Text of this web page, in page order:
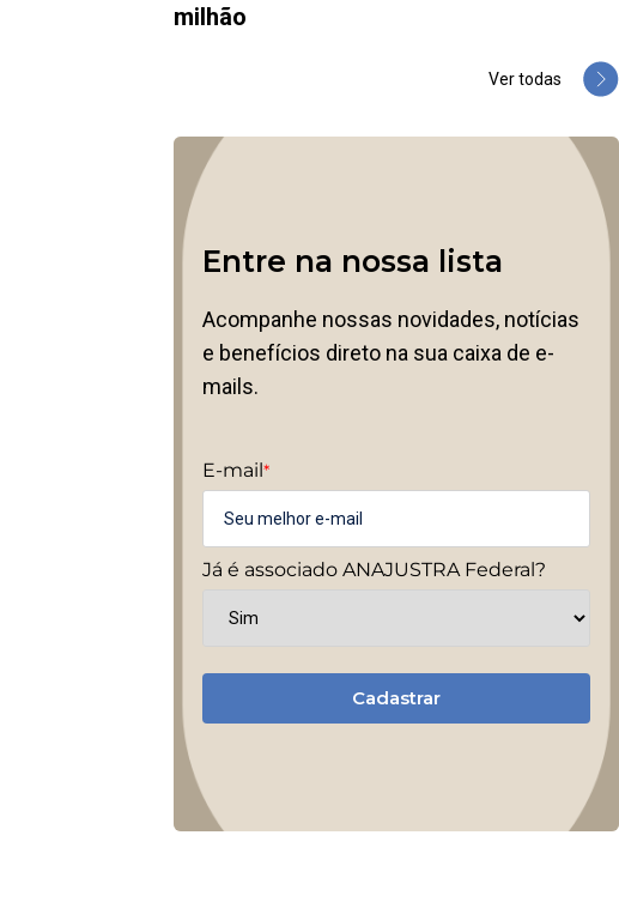
milhão
Ver todas
Entre na nossa lista
Acompanhe nossas novidades, notícias
e benefícios direto na sua caixa de e-
mails.
E-mail *
Já é associado ANAJUSTRA Federal?
Cadastrar